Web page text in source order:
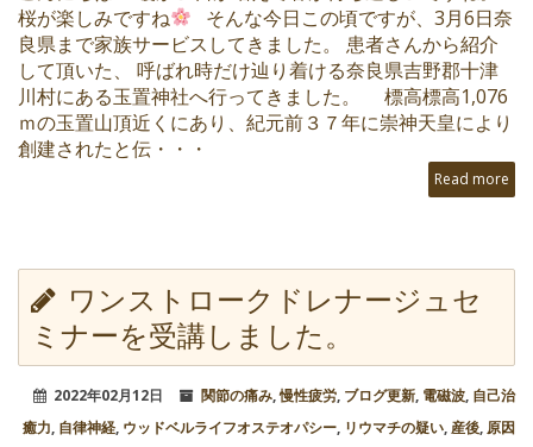
桜が楽しみですね
そんな今日この頃ですが、3月6日奈
良県まで家族サービスしてきました。 患者さんから紹介
して頂いた、 呼ばれ時だけ辿り着ける奈良県吉野郡十津
川村にある玉置神社へ行ってきました。 標高標高1,076
ｍの玉置山頂近くにあり、紀元前３７年に崇神天皇により
創建されたと伝・・・
Read more
ワンストロークドレナージュセ
ミナーを受講しました。
2022年02月12日 関節の痛み,慢性疲労, ブログ更新, 電磁波, 自己治
癒力, 自律神経, ウッドベルライフオステオパシー, リウマチの疑い,産後, 原因